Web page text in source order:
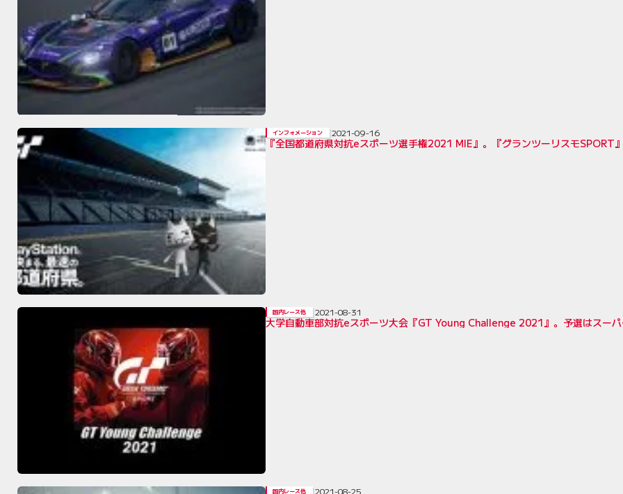
『全国都道府県対抗eスポーツ選手権2021 MIE』。『グランツーリスモSPORT
インフォメーション 2021-09-16
大学自動車部対抗eスポーツ大会『GT Young Challenge 2021』。予選はスー
国内レース他 2021-08-31
国内レース他 2021-08-25